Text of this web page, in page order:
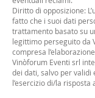
Diritto di opposizione:
fatto che i suoi dati
trattamento basato su
legittimo perseguito da
compresa
Vinòforum Eventi srl
dei dati, salvo per
l’esercizio di/la risposta